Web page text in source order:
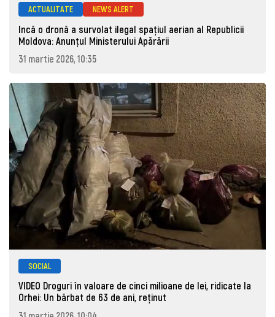
ACTUALITATE NEWS ALERT
Incă o dronă a survolat ilegal spațiul aerian al Republicii
Moldova: Anunţul Ministerului Apărării
31 martie 2026, 10:35
SOCIAL
VIDEO Droguri în valoare de cinci milioane de lei, ridicate la
Orhei: Un bărbat de 63 de ani, reţinut